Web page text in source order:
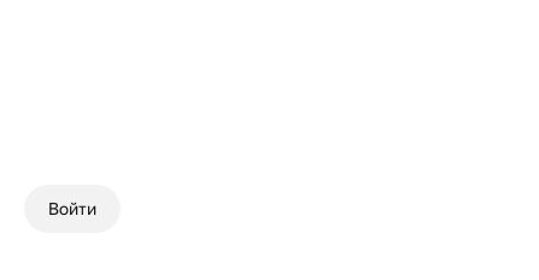
Войти